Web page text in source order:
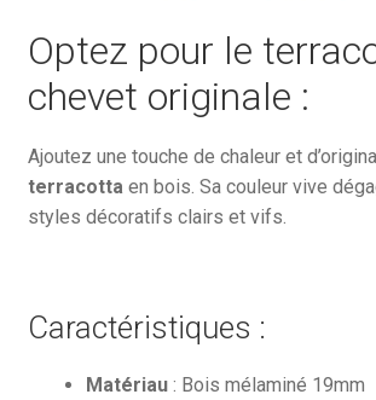
Optez pour le
chevet originale :
Ajoutez une touche de chaleur et
terracotta en bois. Sa couleur vive
styles décoratifs clairs et vifs.
Caractéristiques :
Matériau: Bois mélaminé 19mm